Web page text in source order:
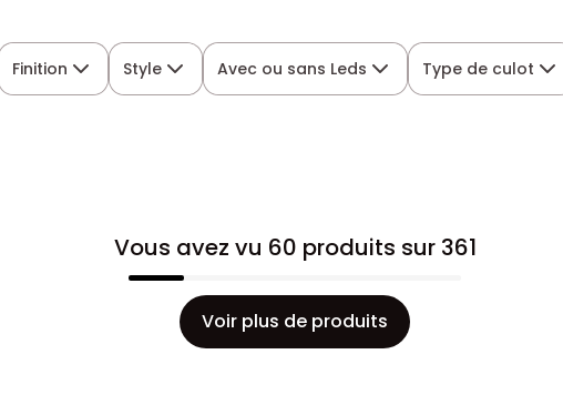
Finition Style Avec ou sans Leds Type de culot
Vous avez vu 60 produits sur 361
Voir plus de produits